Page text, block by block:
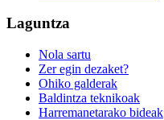
Laguntza
Nola sartu
Zer egin dezaket?
Ohiko galderak
Baldintza teknikoak
Harremanetarako bideak